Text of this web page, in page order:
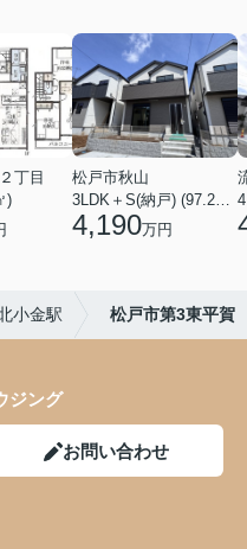
丁目
)
松戸市秋山
3LDK＋S(納戸) (97.29㎡)
4,190万円
小金駅 松戸市第3東平賀
ジング
お問い合わせ